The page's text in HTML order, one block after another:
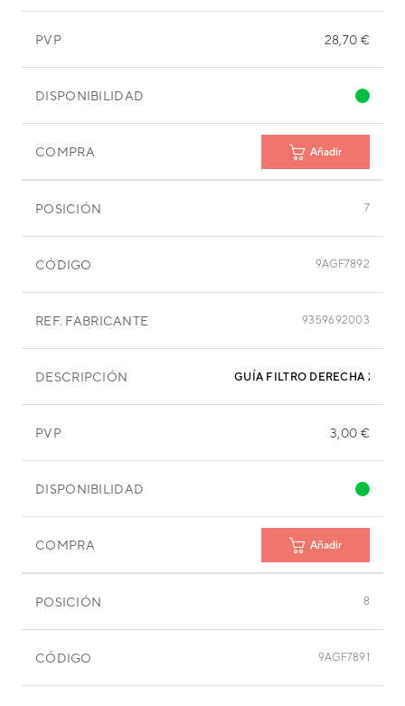
PVP 28,70 €
DISPONIBILIDAD
COMPRA Añadir
POSICIÓN 7
CÓDIGO 9AGF7892
REF. FABRICANTE 9359692003
DESCRIPCIÓN GUÍA FILTRO DERECHA
PVP 3,00 €
DISPONIBILIDAD
COMPRA Añadir
POSICIÓN 8
CÓDIGO 9AGF7891